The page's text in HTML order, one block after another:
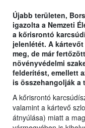
Újabb területen,
igazolta a Nemzeti
a kőrisrontó
jelenlétét. A
meg, de már
növényvédelmi
felderítést, emellett
is összehangolják a
A kőrisrontó
valamint a kártevő
átnyúlása) miatt a